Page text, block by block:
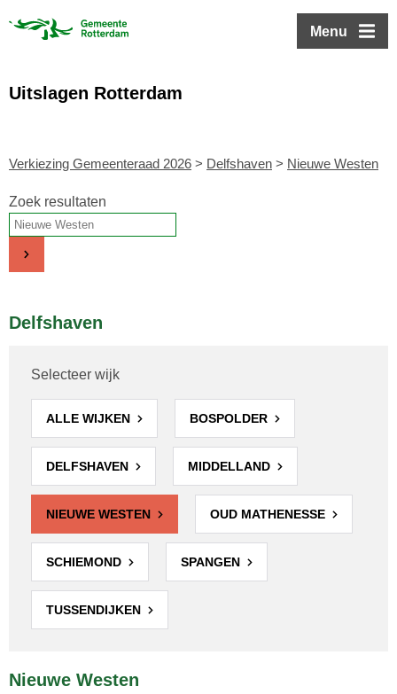
Menu
Uitslagen Rotterdam
Verkiezing Gemeenteraad 2026 > Delfshaven > Nieuwe Westen
Zoek resultaten
Delfshaven
Selecteer wijk
ALLE WIJKEN BOSPOLDER
DELFSHAVEN MIDDELLAND
NIEUWE WESTEN OUD MATHENESSE
SCHIEMOND SPANGEN
TUSSENDIJKEN
Nieuwe Westen